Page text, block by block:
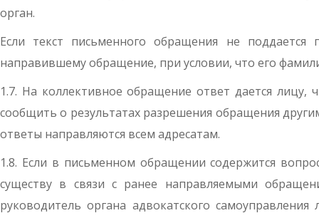
орган.
Если текст письменного обращения не
направившему обращение, при условии, что его
1.7. На коллективное обращение ответ дается лицу,
сообщить о результатах разрешения обращения
ответы направляются всем адресатам.
1.8. Если в письменном обращении содержится
существу в связи с ранее направляемыми
руководитель органа адвокатского